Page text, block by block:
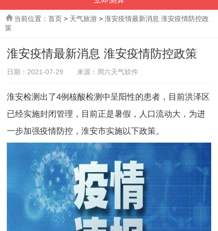
当前位置： 首页> 天气旅游> 淮安疫情最新消息 淮安疫情防控政
策
淮安疫情最新消息 淮安疫情防控政策
日期：2021-07-29 来源：周六天气软件
淮安检测出了4例核酸检测中呈阳性的患者，目前洪泽区
已经实施封闭管理，目前正是暑假，人口流动大，为进
一步加强疫情防控，淮安市实施以下政策。